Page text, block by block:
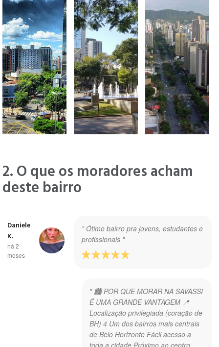
2. O que os moradores acham
deste bairro
" Ótimo bairro pra jovens, estudantes e
profissionais "
Daniele
K.
há 2
meses
" 🏙️ POR QUE MORAR NA SAVASSI
É UMA GRANDE VANTAGEM 📍
Localização privilegiada (coração de
BH) 4 Um dos bairros mais centrais
de Belo Horizonte Fácil acesso a